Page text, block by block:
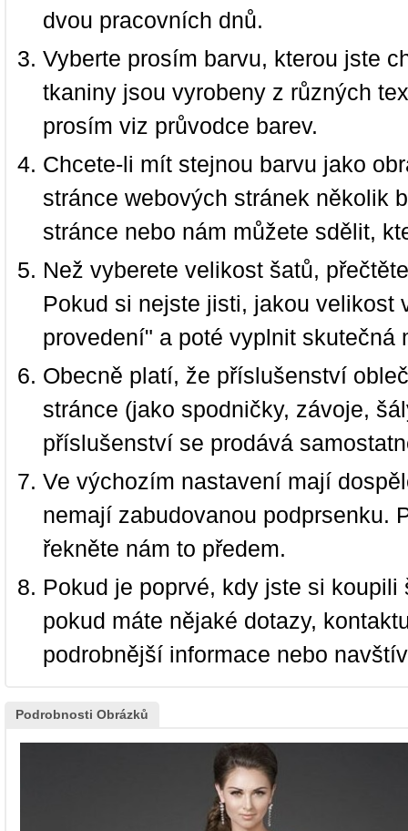
dvou pracovních dnů.
Vyberte prosím barvu, kterou jste
tkaniny jsou vyrobeny z různých
prosím viz průvodce barev.
Chcete-li mít stejnou barvu jako
stránce webových stránek několik
stránce nebo nám můžete sdělit,
Než vyberete velikost šatů,
Pokud si nejste jisti, jakou velikost
provedení" a poté vyplnit
Obecně platí, že příslušenství
stránce (jako spodničky, závoje,
příslušenství se prodává
Ve výchozím nastavení mají
nemají zabudovanou podprsenku.
řekněte nám to předem.
Pokud je poprvé, kdy jste si
pokud máte nějaké dotazy,
podrobnější informace nebo
Podrobnosti Obrázků